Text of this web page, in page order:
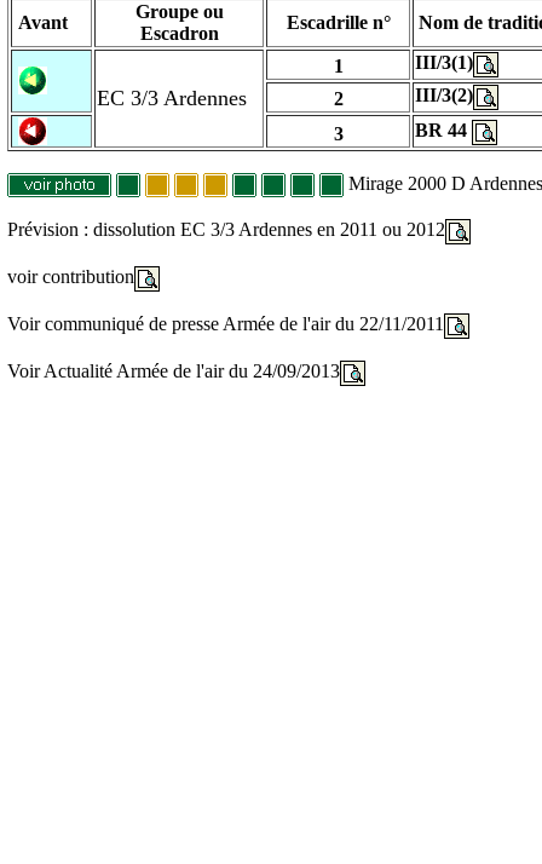
Avant
Groupe ou
Escadron
Escadrille n° Nom de
EC 3/3 Ardennes
1
III/3(1)
2
III/3(2)
3
BR 44
Mirage 2000 D Ardennes
Prévision : dissolution EC 3/3 Ardennes en 2011 ou 2012
voir contribution
Voir communiqué de presse Armée de l'air du 22/11/2011
Voir Actualité Armée de l'air du 24/09/2013